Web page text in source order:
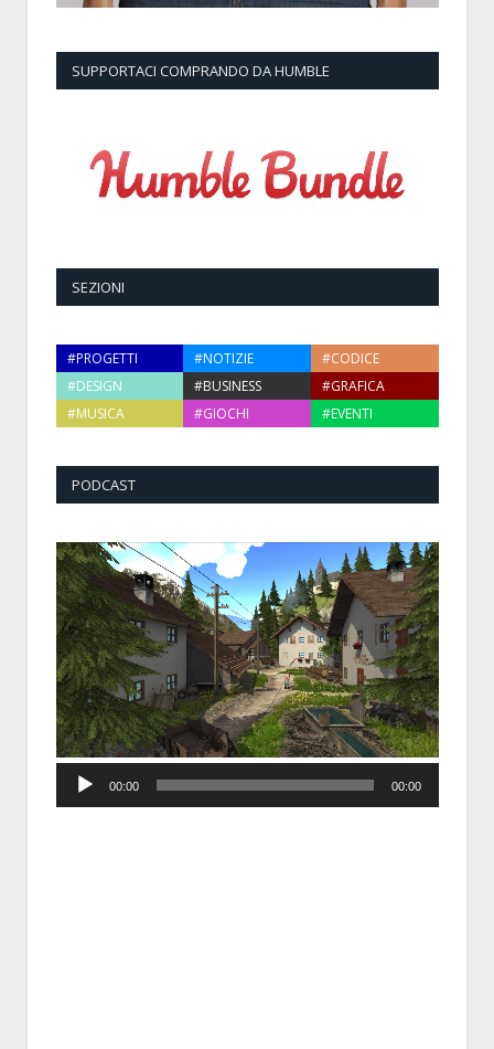
SUPPORTACI COMPRANDO DA HUMBLE
SEZIONI
#PROGETTI #NOTIZIE
#CODICE
#DESIGN
#BUSINESS
#GRAFICA
#MUSICA
#GIOCHI #EVENTI
PODCAST
Player
00:00 00:00